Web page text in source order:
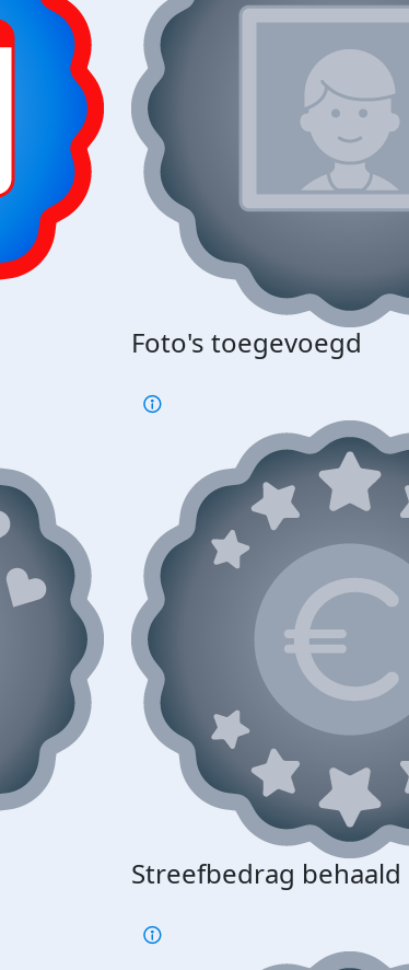
Foto's toegevoegd
Streefbedrag behaald